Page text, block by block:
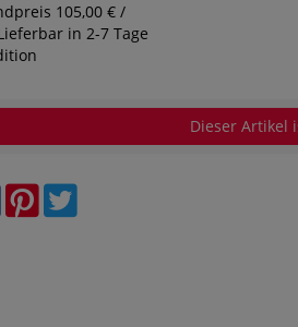
105,00 € /
in 2-7 Tage
Dieser Artikel